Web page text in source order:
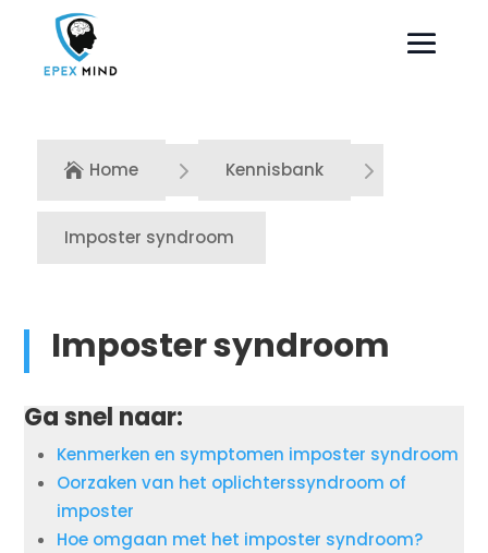
 Home 5 Kennisbank 5
Imposter syndroom
Imposter syndroom
Ga snel naar:
Kenmerken en symptomen imposter syndroom
Oorzaken van het oplichterssyndroom of
imposter
Hoe omgaan met het imposter syndroom?